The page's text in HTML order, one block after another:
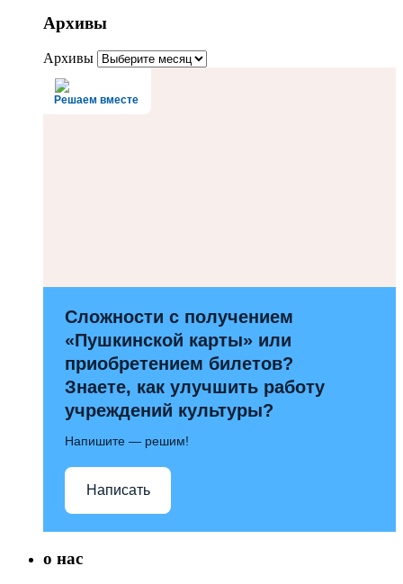
Архивы
Архивы
Решаем вместе
Сложности с получением
«Пушкинской карты» или
приобретением билетов?
Знаете, как улучшить работу
учреждений культуры?
Напишите — решим!
Написать
о нас